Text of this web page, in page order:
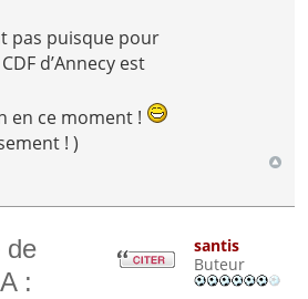
pas puisque pour
d’Annecy est
en ce moment !
! )
de
:
santis
Buteur